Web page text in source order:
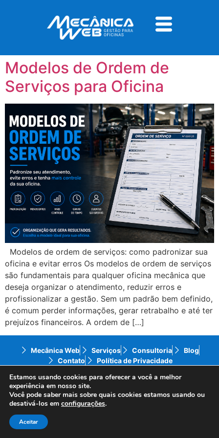
Tag:gestão de
ordens de serviço
Modelos de Ordem de
Serviços para Oficina
Modelos de ordem de serviços: como padronizar sua
oficina e evitar erros Os modelos de ordem de serviços
são fundamentais para qualquer oficina mecânica que
deseja organizar o atendimento, reduzir erros e
profissionalizar a gestão. Sem um padrão bem definido,
é comum perder informações, gerar retrabalho e até ter
prejuízos financeiros. A ordem de […]
Mecânica Web Serviços Consultoria
Blog
Contato
Política de Privacidade
© 2024 Mecânica Web – Todos os direitos reservados
– Website desenvolvido por
Estamos usando cookies para oferecer a você a melhor
experiência em nosso site.
Você pode saber mais sobre quais cookies estamos usando ou
desativá-los em configurações.
Aceitar